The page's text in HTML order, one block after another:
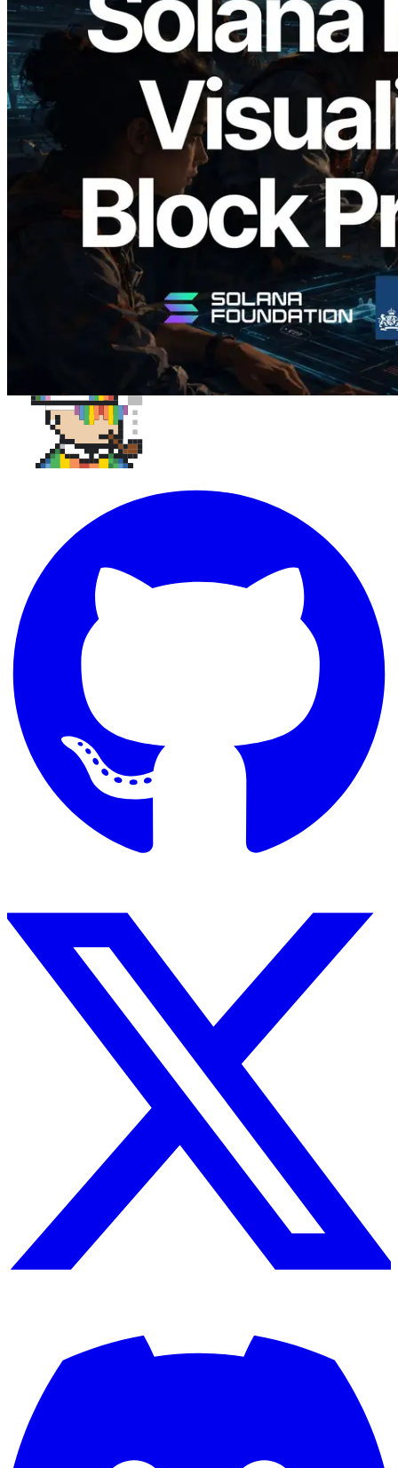
2026.05.24
Validators Solutions lance le Solana Block
Analyzer — Visualisation du temps de
production de bloc par slot et des
validateurs assignés